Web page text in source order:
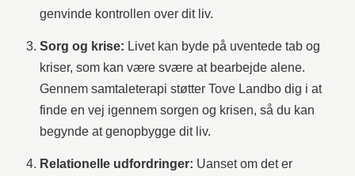
genvinde kontrollen over dit liv.
Sorg og krise: Livet kan byde på uventede tab og
kriser, som kan være svære at bearbejde alene.
Gennem samtaleterapi støtter Tove Landbo dig i at
finde en vej igennem sorgen og krisen, så du kan
begynde at genopbygge dit liv.
Relationelle udfordringer: Uanset om det er